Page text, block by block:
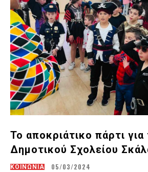
Το αποκριάτικο πάρτι για
Δημοτικού Σχολείου
ΚΟΙΝΩΝΙΑ 05/03/2024